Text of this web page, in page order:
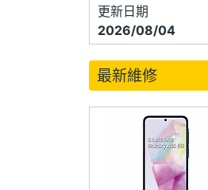
更新日期
2026/08/04
最新維修